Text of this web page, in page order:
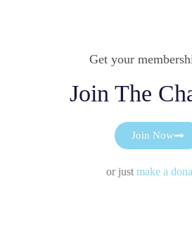
Get your
Join The
Join Now
or just make a